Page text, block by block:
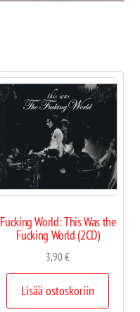
Fucking World: This Was the
Fucking World (2CD)
3,90€
Lisää ostoskoriin